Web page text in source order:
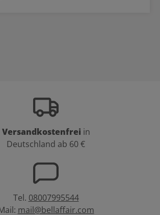
Versandkostenfrei in
Deutschland ab 60 €
Tel. 08007995544
mail@bellaffair.com